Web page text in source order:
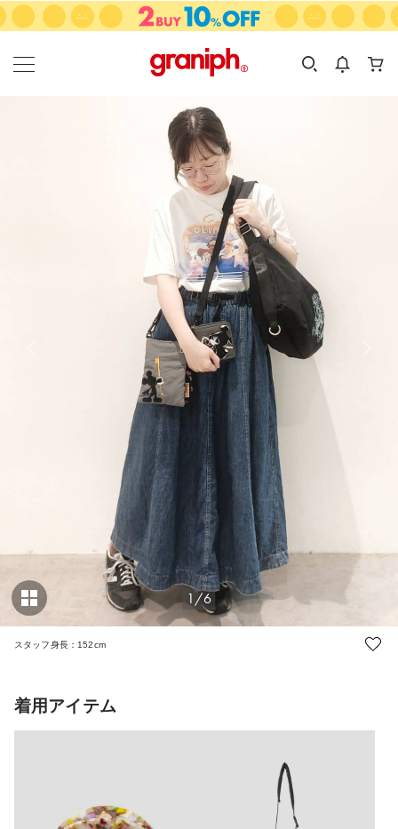
カテゴリーから探す
KIDS
カテゴリ
サイズ
1/6
スタッフ身長：152cm
着用アイテム